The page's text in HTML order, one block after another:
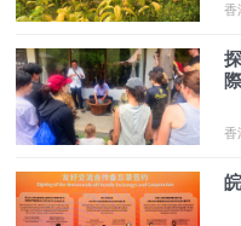
香
香